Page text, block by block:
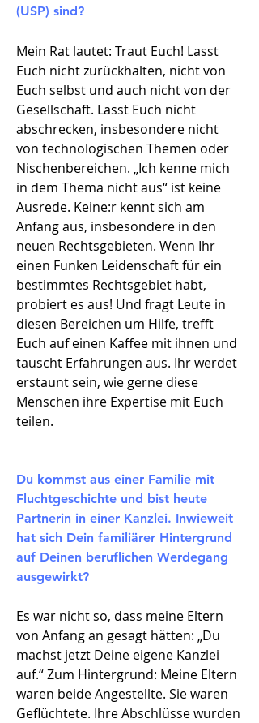
(USP) sind?
Mein Rat lautet: Traut Euch! Lasst
Euch nicht zurückhalten, nicht von
Euch selbst und auch nicht von der
Gesellschaft. Lasst Euch nicht
abschrecken, insbesondere nicht
von technologischen Themen oder
Nischenbereichen. „Ich kenne mich
in dem Thema nicht aus“ ist keine
Ausrede. Keine:r kennt sich am
Anfang aus, insbesondere in den
neuen Rechtsgebieten. Wenn Ihr
einen Funken Leidenschaft für ein
bestimmtes Rechtsgebiet habt,
probiert es aus! Und fragt Leute in
diesen Bereichen um Hilfe, trefft
Euch auf einen Kaffee mit ihnen und
tauscht Erfahrungen aus. Ihr werdet
erstaunt sein, wie gerne diese
Menschen ihre Expertise mit Euch
teilen.
Du kommst aus einer Familie mit
Fluchtgeschichte und bist heute
Partnerin in einer Kanzlei. Inwieweit
hat sich Dein familiärer Hintergrund
auf Deinen beruflichen Werdegang
ausgewirkt?
Es war nicht so, dass meine Eltern
von Anfang an gesagt hätten: „Du
machst jetzt Deine eigene Kanzlei
auf.“ Zum Hintergrund: Meine Eltern
waren beide Angestellte. Sie waren
Geflüchtete. Ihre Abschlüsse wurden